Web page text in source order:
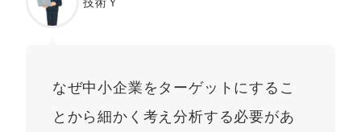
なぜ中小企業をターゲットにするこ
とから細かく考え分析する必要があ